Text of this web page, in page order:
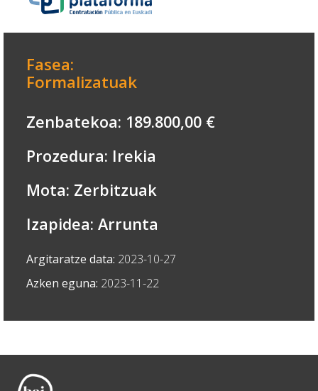
Fasea:
Formalizatuak
Zenbatekoa: 189.800,00 €
Prozedura: Irekia
Mota: Zerbitzuak
Izapidea: Arrunta
Argitaratze data: 2023-10-27
Azken eguna: 2023-11-22